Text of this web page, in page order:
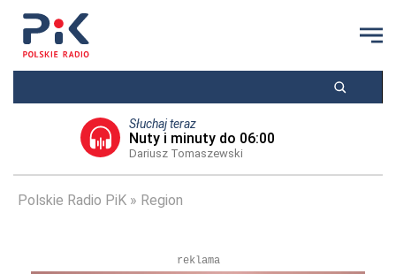
Słuchaj teraz
Nuty i minuty do 06:00
Dariusz Tomaszewski
Polskie Radio PiK Region
reklama